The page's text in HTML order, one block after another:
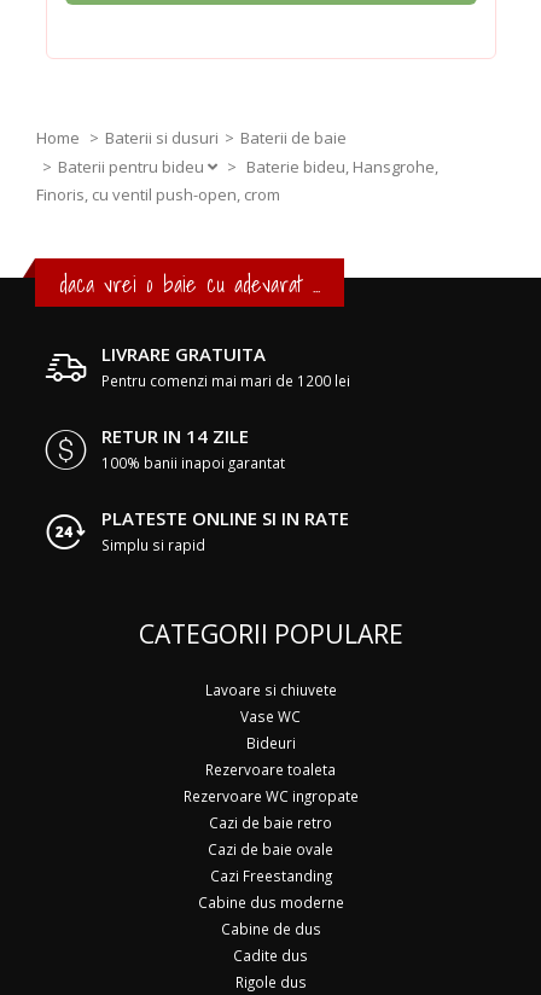
Home Baterii si dusuri
Baterii de baie
Baterii pentru bideu
> Baterie bideu, Hansgrohe,
Finoris, cu ventil push-open, crom
daca vrei o baie cu adevarat ...
LIVRARE GRATUITA
Pentru comenzi mai mari de 1200 lei
RETUR IN 14 ZILE
100% banii inapoi garantat
PLATESTE ONLINE SI IN RATE
Simplu si rapid
CATEGORII POPULARE
Lavoare si chiuvete
Vase WC
Bideuri
Rezervoare toaleta
Rezervoare WC ingropate
Cazi de baie retro
Cazi de baie ovale
Cazi Freestanding
Cabine dus moderne
Cabine de dus
Cadite dus
Rigole dus